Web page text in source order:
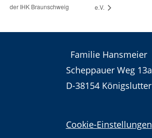
der IHK Braunschweig
e.V.
Familie Hansmeier
Scheppauer Weg 13a
D-38154 Königslutter
Cookie-Einstellungen